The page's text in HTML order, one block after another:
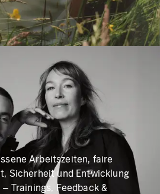
Arbeitszeiten, faire
Sicherheit und Entwicklung
Trainings, Feedback &